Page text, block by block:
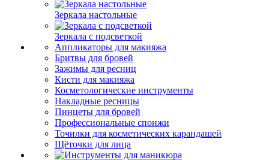
Зеркала настольные
Зеркала с подсветкой
Аппликаторы для макияжа
Бритвы для бровей
Зажимы для ресниц
Кисти для макияжа
Косметологические инструменты
Накладные ресницы
Пинцеты для бровей
Профессиональные спонжи
Точилки для косметических карандашей
Щёточки для лица